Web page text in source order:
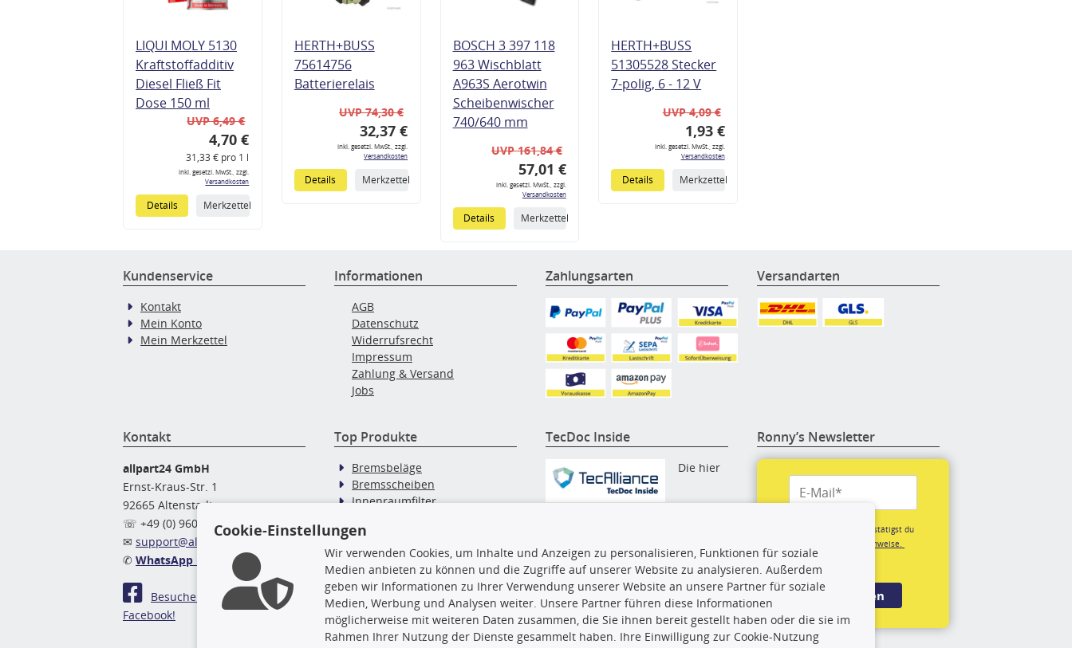
LIQUI MOLY 5130
Kraftstoffadditiv
Diesel Fließ Fit
Dose 150 ml
UVP 6,49 €
4,70 €
31,33 € pro 1 l
inkl. gesetzl. MwSt., zzgl.
Versandkosten
Details Merkzettel
HERTH+BUSS
75614756
Batterierelais
UVP 74,30 €
32,37 €
inkl. gesetzl. MwSt., zzgl.
Versandkosten
Details Merkzettel
BOSCH 3 397 118
963 Wischblatt
A963S Aerotwin
Scheibenwischer
740/640 mm
UVP 161,84 €
57,01 €
inkl. gesetzl. MwSt., zzgl.
Versandkosten
Details Merkzettel
HERTH+BUSS
51305528 Stecker
7-polig, 6 - 12 V
UVP 4,09 €
1,93 €
inkl. gesetzl. MwSt., zzgl.
Versandkosten
Details Merkzettel
Kundenservice
Kontakt
Mein Konto
Mein Merkzettel
Informationen
AGB
Datenschutz
Widerrufsrecht
Impressum
Zahlung & Versand
Jobs
Zahlungsarten Versandarten
Kontakt
allpart24 GmbH
Ernst-Kraus-Str. 1
92665 Altenstadt
☏ +49 (0) 9602 / 9 42 49 46
✉ support@allpart24.de
✆ WhatsApp Nachricht
Besuchen Sie uns auf
Facebook!
Top Produkte
Bremsbeläge
Bremsscheiben
Innenraumfilter
Wischerblätter
Zündkerzen
TecDoc Inside
Die hier
unterlassen, die Daten oder die
gesamte Datenbank ohne vorherige
Zustimmung TecDocs zu
vervielfältigen, zu verbreiten
und/oder diese Handlungen durch
Dritte ausführen zu lassen. Ein
Ronny’s Newsletter
Mit der Anmeldung bestätigst du
Datenschutzhinweise.
(*Pflichtfeld)
Anmelden
Cookie-Einstellungen
Wir verwenden Cookies, um Inhalte und Anzeigen zu personalisieren, Funktionen für soziale
Medien anbieten zu können und die Zugriffe auf unserer Website zu analysieren. Außerdem
geben wir Informationen zu Ihrer Verwendung unserer Website an unsere Partner für soziale
Medien, Werbung und Analysen weiter. Unsere Partner führen diese Informationen
möglicherweise mit weiteren Daten zusammen, die Sie ihnen bereit gestellt haben oder die sie im
Rahmen Ihrer Nutzung der Dienste gesammelt haben. Ihre Einwilligung zur Cookie-Nutzung